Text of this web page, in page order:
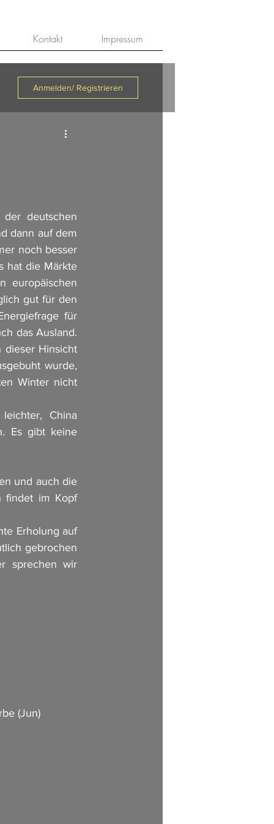
Kontakt Impressum
Anmelden/ Registrieren
deutschen
dann auf dem
noch besser
hat die Märkte
europäischen
gut für den
für
das Ausland.
dieser Hinsicht
wurde,
Winter nicht
China
Es gibt keine
und auch die
findet im Kopf
Erholung auf
gebrochen
sprechen wir
(Jun)